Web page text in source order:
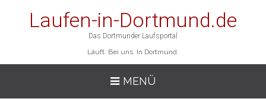
Laufen-in-Dortmund.de
Das Dortmunder Laufsportal
Läuft. Bei uns. In Dortmund.
MENÜ